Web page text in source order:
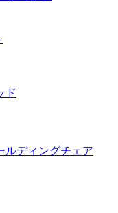
ド
ルディングチェア